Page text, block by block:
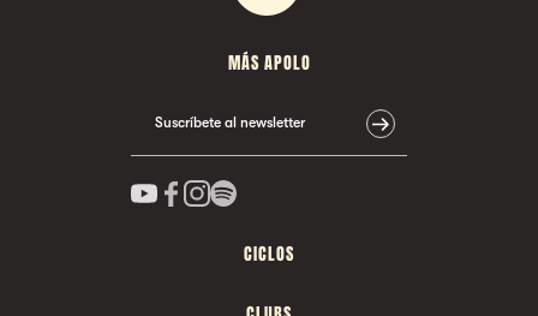
MÁS APOLO
Suscríbete al newsletter
CICLOS